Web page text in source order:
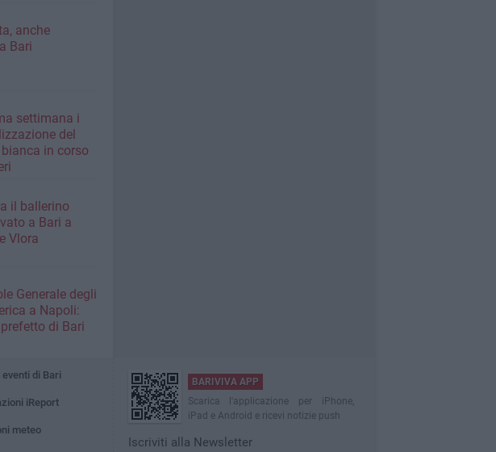
anche
Bari
settimana i
del
in corso
il ballerino
a Bari a
Vlora
Generale degli
a Napoli:
di Bari
eventi di Bari
iReport
meteo
BARIVIVA APP
Scarica l'applicazione per iPhone,
iPad e Android e ricevi notizie push
Iscriviti alla Newsletter